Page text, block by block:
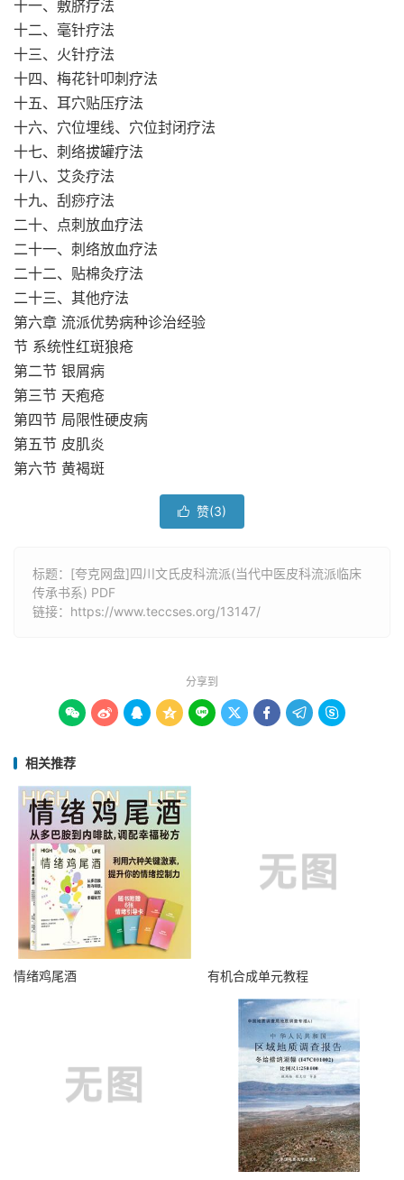
十一、敷脐疗法
十二、毫针疗法
十三、火针疗法
十四、梅花针叩刺疗法
十五、耳穴贴压疗法
十六、穴位埋线、穴位封闭疗法
十七、刺络拔罐疗法
十八、艾灸疗法
十九、刮痧疗法
二十、点刺放血疗法
二十一、刺络放血疗法
二十二、贴棉灸疗法
二十三、其他疗法
第六章 流派优势病种诊治经验
节 系统性红斑狼疮
第二节 银屑病
第三节 天疱疮
第四节 局限性硬皮病
第五节 皮肌炎
第六节 黄褐斑
 赞(3)
标题：[夸克网盘]四川文氏皮科流派(当代中医皮科流派临床
传承书系) PDF
链接： https://www.teccses.org/13147/
分享到
        
相关推荐
情绪鸡尾酒 有机合成单元教程